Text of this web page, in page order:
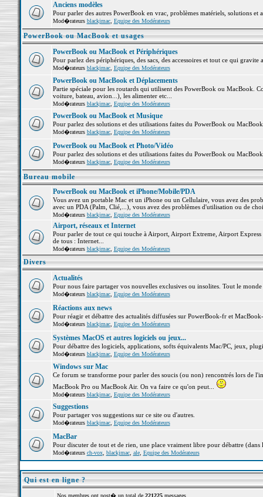
Anciens modèles
Pour parler des autres PowerBook en vrac, problèmes matériels, solutions et
Mod�rateurs blackjmac, Equipe des Modérateurs
PowerBook ou MacBook et usages
PowerBook ou MacBook et Périphériques
Pour parlez des périphériques, des sacs, des accessoires et tout ce qui
Mod�rateurs blackjmac, Equipe des Modérateurs
PowerBook ou MacBook et Déplacements
Partie spéciale pour les routards qui utilisent des PowerBook ou MacBook.
voiture, bateau, avion...), les alimenter etc...
Mod�rateurs blackjmac, Equipe des Modérateurs
PowerBook ou MacBook et Musique
Pour parlez des solutions et des utilisations faites du PowerBook ou
Mod�rateurs blackjmac, Equipe des Modérateurs
PowerBook ou MacBook et Photo/Vidéo
Pour parlez des solutions et des utilisations faites du PowerBook ou
Mod�rateurs blackjmac, Equipe des Modérateurs
Bureau mobile
PowerBook ou MacBook et iPhone/Mobile/PDA
Vous avez un portable Mac et un iPhone ou un Cellulaire, vous avez des
avec un PDA (Palm, Clié,...), vous avez des problèmes d'utilisation ou de
Mod�rateurs blackjmac, Equipe des Modérateurs
Airport, réseaux et Internet
Pour parler de tout ce qui touche à Airport, Airport Extreme, Airport
de tous : Internet...
Mod�rateurs blackjmac, Equipe des Modérateurs
Divers
Actualités
Pour nous faire partager vos nouvelles exclusives ou insolites. Tout le
Mod�rateurs blackjmac, Equipe des Modérateurs
Réactions aux news
Pour réagir et débattre des actualités diffusées sur PowerBook-fr et
Mod�rateurs blackjmac, Equipe des Modérateurs
Systèmes MacOS et autres logiciels ou jeux...
Pour débattre des logiciels, applications, softs équivalents Mac/PC, jeux,
Mod�rateurs blackjmac, Equipe des Modérateurs
Windows sur Mac
Ce forum se transforme pour parler des soucis (ou non) rencontrés lors de
MacBook Pro ou MacBook Air. On va faire ce qu'on peut...
Mod�rateurs blackjmac, Equipe des Modérateurs
Suggestions
Pour partager vos suggestions sur ce site ou d'autres.
Mod�rateurs blackjmac, Equipe des Modérateurs
MacBar
Pour discuter de tout et de rien, une place vraiment libre pour débattre (dans
Mod�rateurs ch-vox, blackjmac, ale, Equipe des Modérateurs
Qui est en ligne ?
Nos membres ont post� un total de 221225messages